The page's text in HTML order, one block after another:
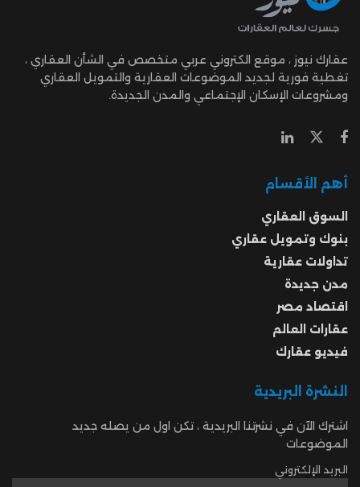
عقارك نيوز ، موقع الكتروني عربي متخصص في الشأن العقاري ،
تغطية فورية لجديد الموضوعات العقارية والتمويل العقاري
ومشروعات الإسكان الإجتماعي والمدن الجديدة.
أهم الأقسام
السوق العقاري
بنوك وتمويل عقاري
تداولات عقارية
مدن جديدة
اقتصاد مصر
عقارات العالم
فيديو عقارك
النشرة البريدية
اشترك الآن في نشرتنا البريدية ، تكن اول من يصله جديد
الموضوعات
البريد الإلكتروني